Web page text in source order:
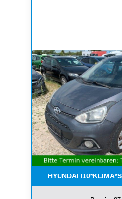
HYUNDAI